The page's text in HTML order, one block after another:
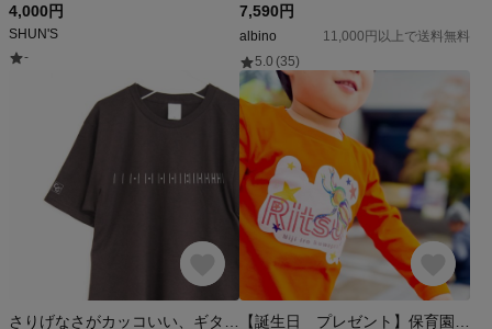
4,000円
SHUN'S
-
7,590円
albino
11,000円以上で送料無料
5.0 (35)